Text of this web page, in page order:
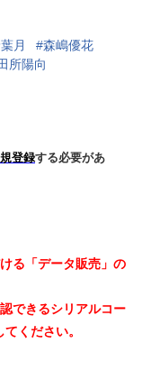
月
森嶋優花
所陽向
登録する必要があ
る「データ販売」の
できるシリアルコー
ください。